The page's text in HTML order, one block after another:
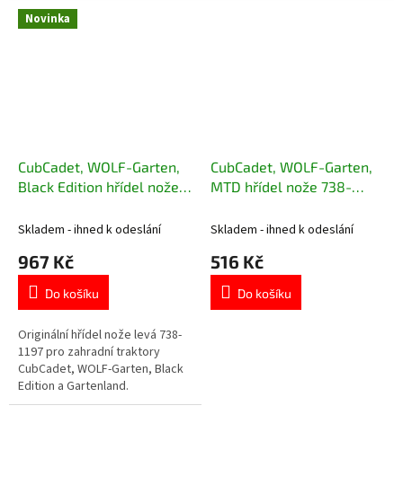
Novinka
CubCadet, WOLF-Garten,
Black Edition hřídel nože
Skladem - ihned k odeslání
967 Kč
Do košíku
Originální hřídel nože levá 738-
1197 pro zahradní traktory
CubCadet, WOLF-Garten, Black
Edition a Gartenland.
CubCadet, WOLF-Garten,
MTD hřídel nože 738-
Skladem - ihned k odeslání
516 Kč
Do košíku